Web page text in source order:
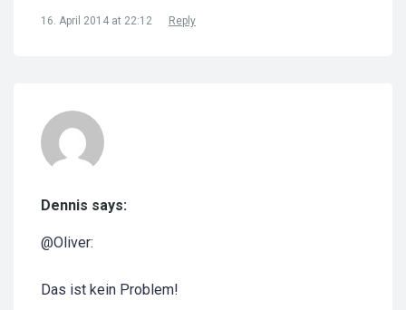
16. April 2014 at 22:12 Reply
Dennis says:
@Oliver:
Das ist kein Problem!